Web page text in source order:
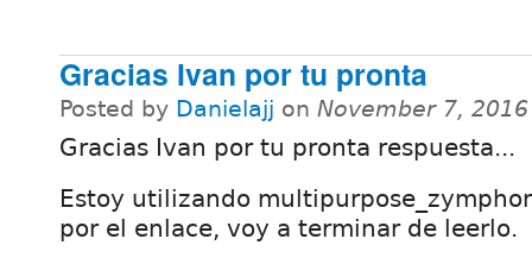
Gracias Ivan por tu pronta
Posted by Danielajj on November 7,
Gracias Ivan por tu pronta respuesta...
Estoy utilizando
por el enlace, voy a terminar de leerlo.